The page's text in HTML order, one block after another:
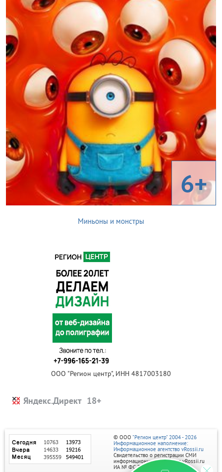
6+
Миньоны и монстры
ООО "Регион центр", ИНН 4817003180
Яндекс.Директ
© ООО "Регион центр" 2004 - 2026
Информационное наполнение:
Информационное агентство vRossii.ru
Свидетельство о регистрации СМИ
информационного агентства vRossii.ru
ИА № ФС 77‑35502